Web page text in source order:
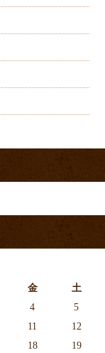
金
土
4
5
11
12
18 19